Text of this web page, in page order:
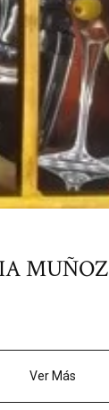
MUÑOZ
Ver Más